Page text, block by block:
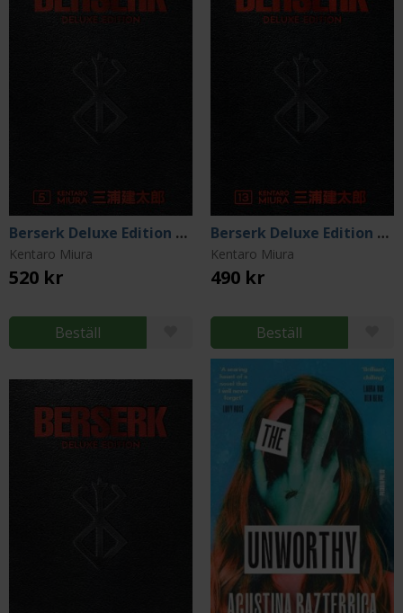
Berserk Deluxe Edition Vol 5
Kentaro Miura
520 kr
Beställ
Berserk Deluxe Edition Vol 13
Kentaro Miura
490 kr
Beställ